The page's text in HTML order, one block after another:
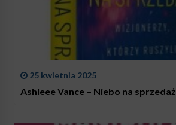
25 kwietnia 2025
Ashleee Vance – Niebo na sprzedaż